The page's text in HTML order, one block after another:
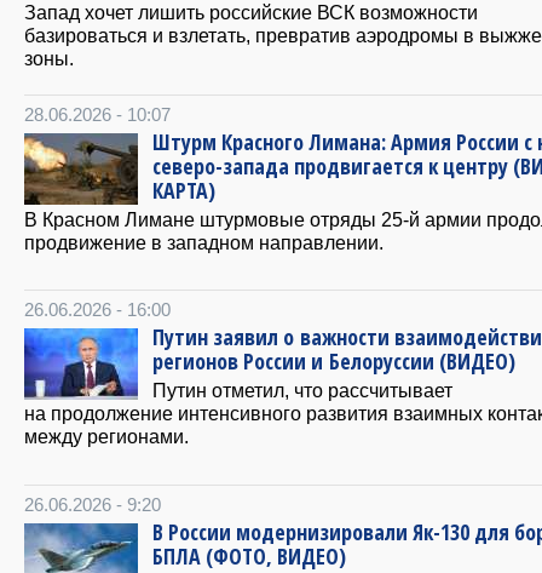
Запад хочет лишить российские ВСК возможности
базироваться и взлетать, превратив аэродромы в
зоны.
28.06.2026 - 10:07
Штурм Красного Лимана: Армия России с
северо-запада продвигается к центру
КАРТА)
В Красном Лимане штурмовые отряды 25-й армии
продвижение в западном направлении.
26.06.2026 - 16:00
Путин заявил о важности
регионов России и Белоруссии (ВИДЕО)
Путин отметил, что рассчитывает
на продолжение интенсивного развития взаимных
между регионами.
26.06.2026 - 9:20
В России модернизировали Як-130 для
БПЛА (ФОТО, ВИДЕО)